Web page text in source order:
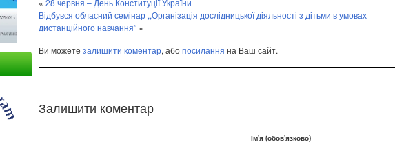
« 28 червня – День Конституції України
Відбувся обласний семінар ,,Організація дослідницької діяльності з дітьми в умовах
дистанційного навчання” »
Ви можете залишити коментар, абопосилання на Ваш сайт.
Залишити коментар
Ім'я (обов'язково)